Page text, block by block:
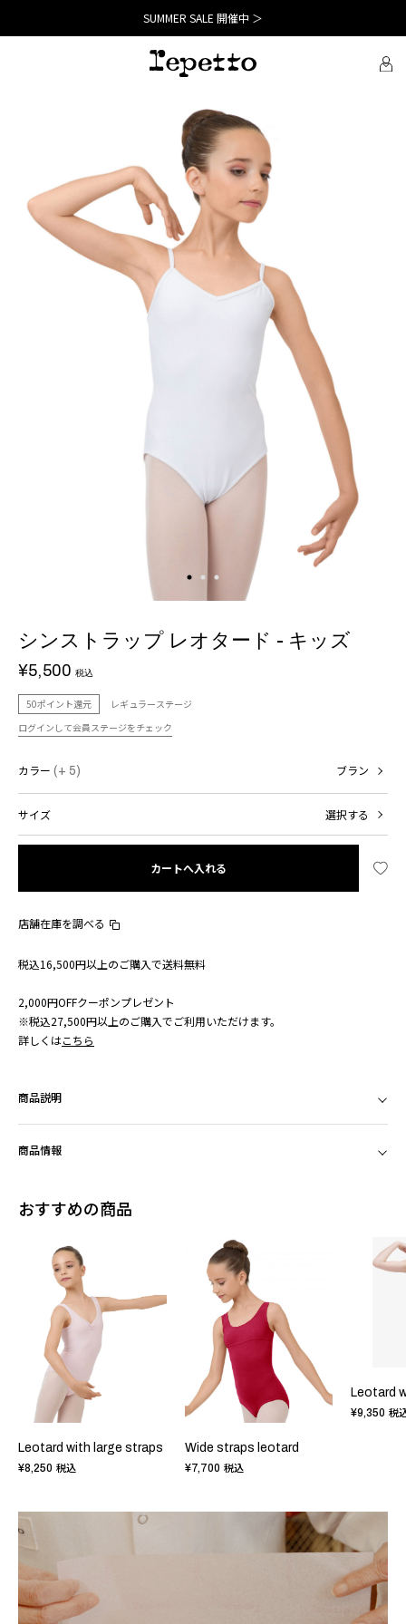
SUMMER SALE 開催中 ＞
シンストラップ レオタード - キッズ
¥5,500 税込
50ポイント還元
レギュラーステージ
ログインして会員ステージをチェック
カラー (+ 5) ブラン
サイズ 選択する
カートへ入れる
店舗在庫を調べる
税込16,500円以上のご購入で送料無料
2,000円OFFクーポンプレゼント
※税込27,500円以上のご購入でご利用いただけます。
詳しくはこちら
商品説明
商品情報
おすすめの商品
Leotard with large straps
¥8,250 税込
Wide straps leotard
¥7,700 税込
Leotard
¥9,350 税